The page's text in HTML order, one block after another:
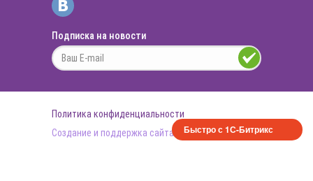
Подписка на новости
Политика конфиденциальности
Создание и поддержка сайта
datainlife.ru
Быстро с 1С-Битрикс